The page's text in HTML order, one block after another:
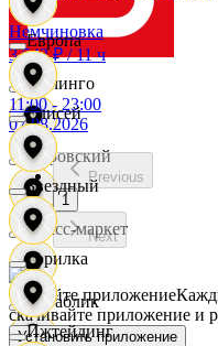
ДОМ
Доминго
Кировский
Класс-маркет
Кораблик
Европа
Елисей
Звездный
Горилка
Ижтейдинг
Немчиновка
3 542 ₽/11 ч
11:00- 23:00
07.08.2026
Previous
1
Next
Скачайте приложение
скачивайте приложение и
Установить приложение